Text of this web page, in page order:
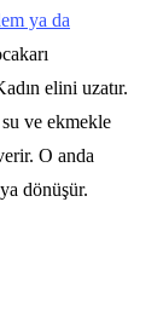
ya da
elini uzatır.
ve ekmekle
O anda
dönüşür.